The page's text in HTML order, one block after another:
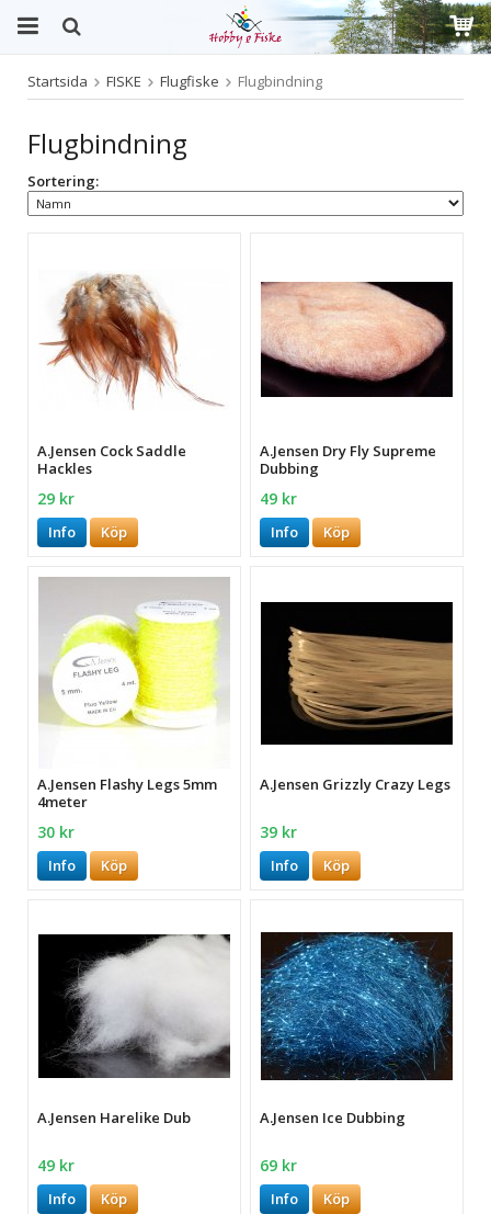
Produkten har blivit tillagd i varukorgen
Startsida FISKE Flugfiske Flugbindning
Flugbindning
Sortering:
A.Jensen Cock Saddle
Hackles
29 kr
Info Köp
A.Jensen Dry Fly Supreme
Dubbing
49 kr
Info Köp
A.Jensen Flashy Legs 5mm
4meter
30 kr
Info Köp
A.Jensen Grizzly Crazy Legs
39 kr
Info Köp
A.Jensen Harelike Dub
49 kr
Info Köp
A.Jensen Ice Dubbing
69 kr
Info Köp